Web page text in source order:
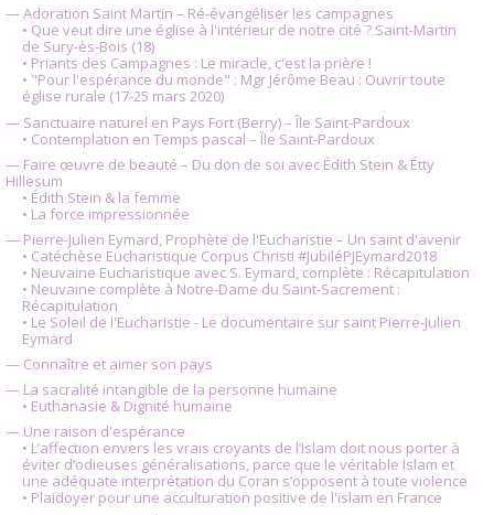
— Adoration Saint Martin – Ré-évangéliser les campagnes
• Que veut dire une église à l'intérieur de notre cité ? Saint-Martin
de Sury-ès-Bois (18)
• Priants des Campagnes : Le miracle, c'est la prière !
• "Pour l'espérance du monde" : Mgr Jérôme Beau : Ouvrir toute
église rurale (17-25 mars 2020)
— Sanctuaire naturel en Pays Fort (Berry) – Île Saint-Pardoux
• Contemplation en Temps pascal – Île Saint-Pardoux
— Faire œuvre de beauté – Du don de soi avec Édith Stein & Étty
Hillesum
• Édith Stein & la femme
• La force impressionnée
— Pierre-Julien Eymard, Prophète de l'Eucharistie – Un saint d'avenir
• Catéchèse Eucharistique Corpus Christi #JubiléPJEymard2018
• Neuvaine Eucharistique avec S. Eymard, complète : Récapitulation
• Neuvaine complète à Notre-Dame du Saint-Sacrement :
Récapitulation
• Le Soleil de l'Eucharistie - Le documentaire sur saint Pierre-Julien
Eymard
— Connaître et aimer son pays
— La sacralité intangible de la personne humaine
• Euthanasie & Dignité humaine
— Une raison d'espérance
• L’affection envers les vrais croyants de l’Islam doit nous porter à
éviter d’odieuses généralisations, parce que le véritable Islam et
une adéquate interprétation du Coran s’opposent à toute violence
• Plaidoyer pour une acculturation positive de l'islam en France